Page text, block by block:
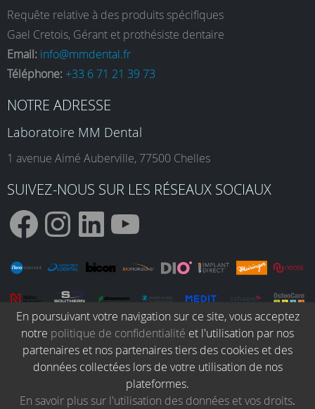
Requête relative à des produits spécifiques
Gael Cretois, Gérant et prothésiste dentaire
Email: info@mmdental.fr
Téléphone: +33 6 71 21 39 73
NOTRE ADRESSE
Laboratoire MM Dental
1 avenue Aimé Auberville, 77500 Chelles
SUIVEZ-NOUS SUR LES RÉSEAUX SOCIAUX
F
a
c
I
n
s
L
i
n
Y
o
u
© MM Dental 2026. Tous droits réservés.
Blog dentaire
Protocoles cliniques
En poursuivant votre navigation sur ce site, vous acceptez
notre politique de confidentialité et l'utilisation par nos
partenaires et nos partenaires tiers des cookies et des
données collectées lors de votre utilisation de nos
plateformes.
En savoir plus sur l'utilisation des données et vos droits.